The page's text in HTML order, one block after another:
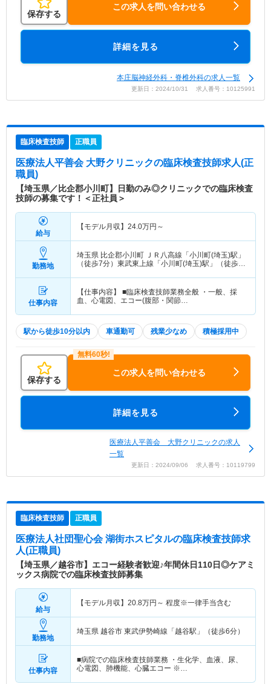
保存する
この求人を問い合わせる
詳細を見る
本庄脳神経外科・脊椎外科の求人一覧
更新日：2024/10/31 求人番号：10125991
臨床検査技師 正職員
医療法人平善会 大野クリニックの臨床検査技師求人(正
職員)
【埼玉県／比企郡小川町】日勤のみ◎クリニックでの臨床検査
技師の募集です！＜正社員＞
給与
【モデル月収】 24.0万円～
勤務地
埼玉県 比企郡小川町 ＪＲ八高線「小川町(埼玉)駅」
（徒歩7分）東武東上線「小川町(埼玉)駅」（徒歩7
仕事内容
【仕事内容】 ■臨床検査技師業務全般 ・一般、採
血、心電図、エコー(腹部・関節…
駅から徒歩10分以内 車通勤可 残業少なめ 積極採用中
保存する
この求人を問い合わせる
詳細を見る
医療法人平善会 大野クリニックの求人
一覧
更新日：2024/09/06 求人番号：10119799
臨床検査技師 正職員
医療法人社団聖心会 湖街ホスピタルの臨床検査技師求
人(正職員)
【埼玉県／越谷市】エコー経験者歓迎♪年間休日110日◎ケアミ
ックス病院での臨床検査技師募集
給与
【モデル月収】 20.8万円～ 程度※一律手当含む
勤務地
埼玉県 越谷市 東武伊勢崎線「越谷駅」（徒歩6分）
仕事内容
■病院での臨床検査技師業務 ・生化学、血液、尿、
心電図、肺機能、心臓エコー ※…